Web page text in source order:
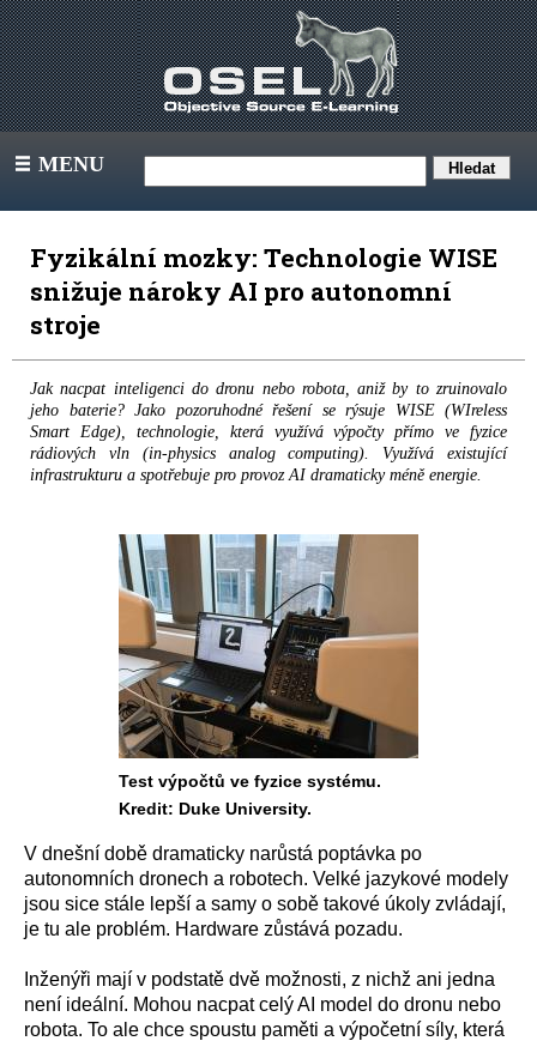
III MENU
Fyzikální mozky: Technologie WISE
snižuje nároky AI pro autonomní
stroje
Jak nacpat inteligenci do dronu nebo robota, aniž by to zruinovalo
jeho baterie? Jako pozoruhodné řešení se rýsuje WISE (WIreless
Smart Edge), technologie, která využívá výpočty přímo ve fyzice
rádiových vln (in-physics analog computing). Využívá existující
infrastrukturu a spotřebuje pro provoz AI dramaticky méně energie.
Test výpočtů ve fyzice systému.
Kredit: Duke University.
V dnešní době dramaticky narůstá poptávka po
autonomních dronech a robotech. Velké jazykové modely
jsou sice stále lepší a samy o sobě takové úkoly zvládají,
je tu ale problém. Hardware zůstává pozadu.
Inženýři mají v podstatě dvě možnosti, z nichž ani jedna
není ideální. Mohou nacpat celý AI model do dronu nebo
robota. To ale chce spoustu paměti a výpočetní síly, která